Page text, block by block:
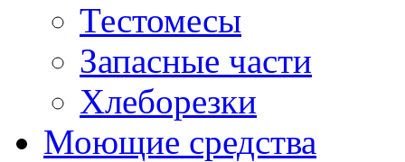
Тестомесы
Запасные части
Хлеборезки
Моющие средства